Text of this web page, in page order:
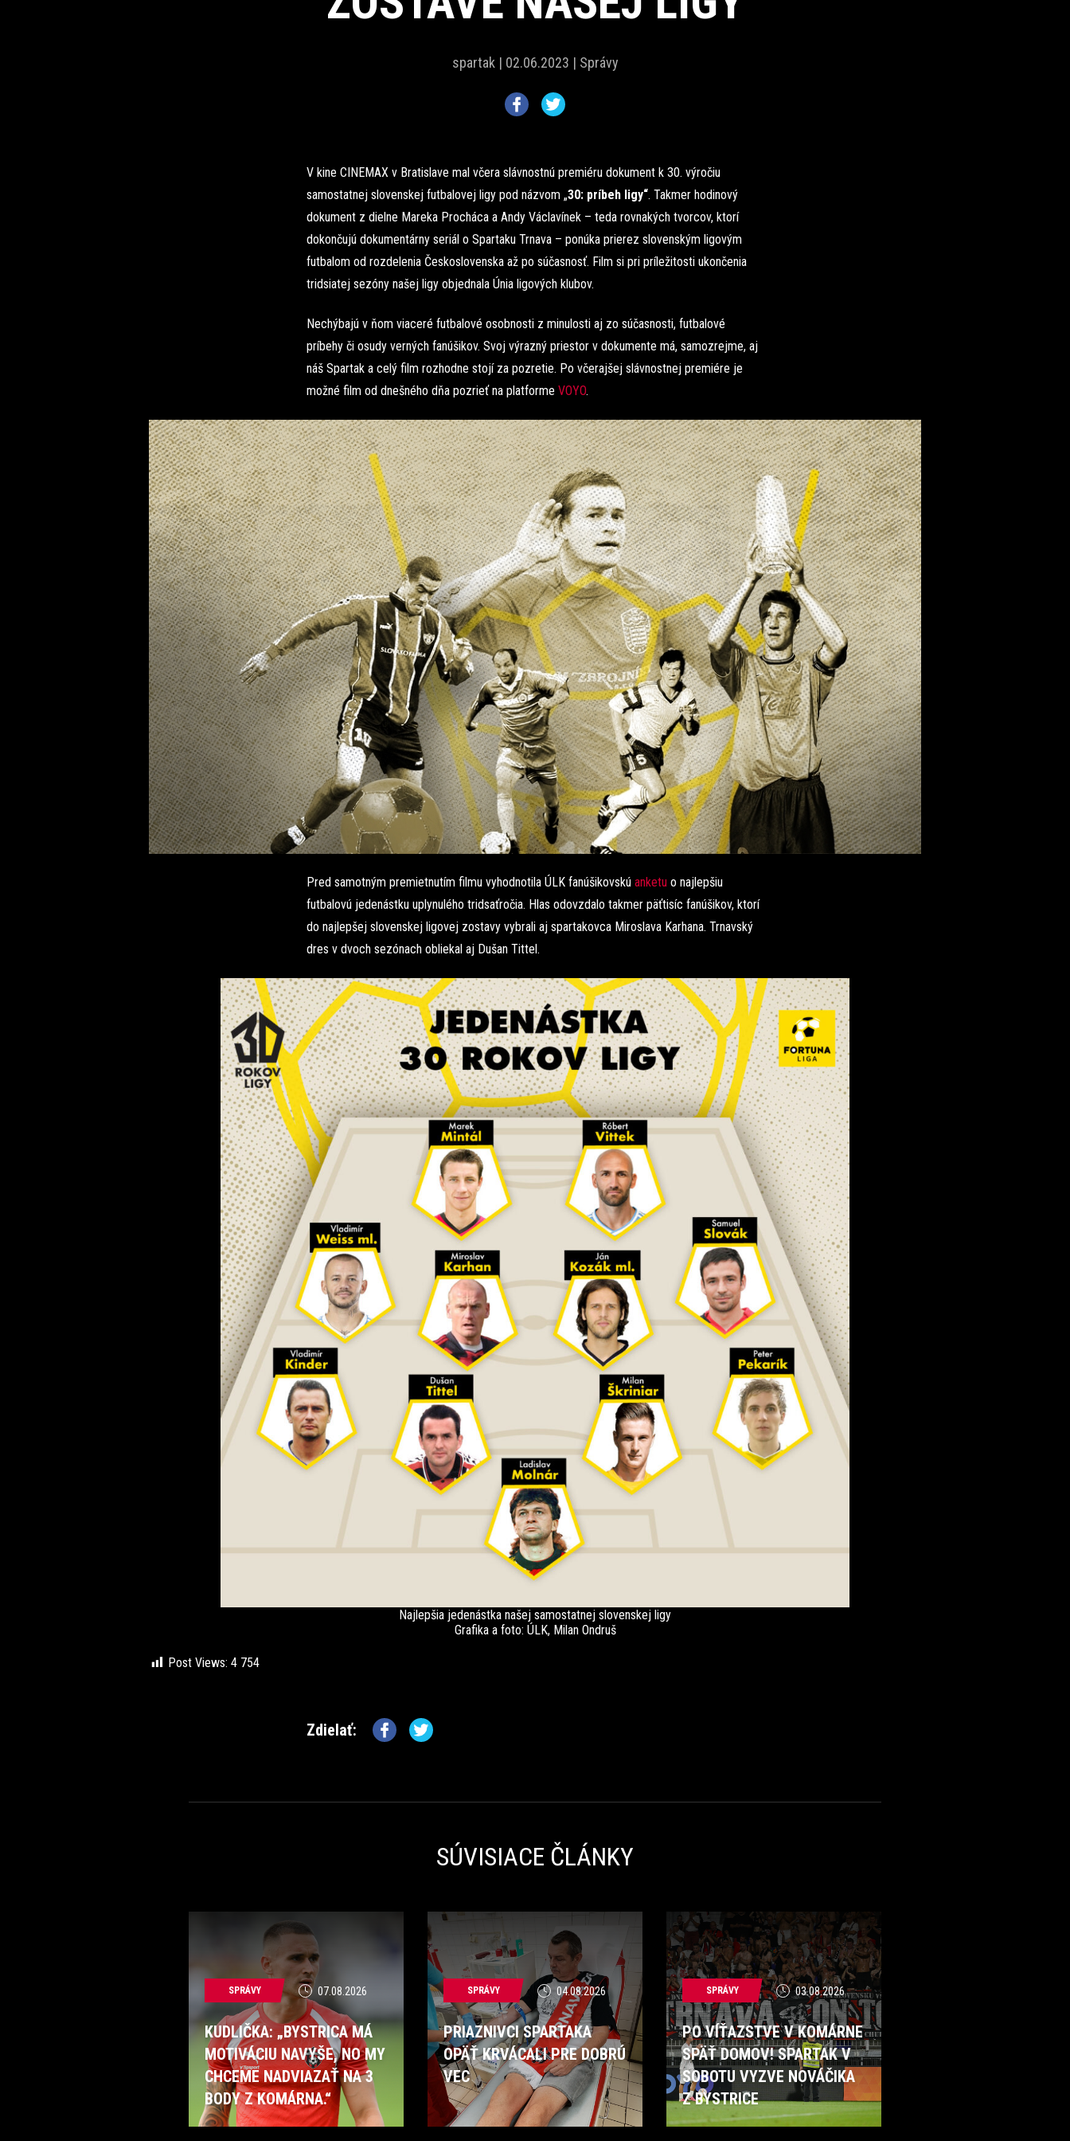
spartak | 02.06.2023 | Správy
V kine CINEMAX v Bratislave mal včera slávnostnú premiéru dokument k 30. výročiu
samostatnej slovenskej futbalovej ligy pod názvom „30: príbeh ligy“. Takmer hodinový
dokument z dielne Mareka Procháca a Andy Václavínek – teda rovnakých tvorcov, ktorí
dokončujú dokumentárny seriál o Spartaku Trnava – ponúka prierez slovenským ligovým
futbalom od rozdelenia Československa až po súčasnosť. Film si pri príležitosti ukončenia
tridsiatej sezóny našej ligy objednala Únia ligových klubov.
Nechýbajú v ňom viaceré futbalové osobnosti z minulosti aj zo súčasnosti, futbalové
príbehy či osudy verných fanúšikov. Svoj výrazný priestor v dokumente má, samozrejme, aj
náš Spartak a celý film rozhodne stojí za pozretie. Po včerajšej slávnostnej premiére je
možné film od dnešného dňa pozrieť na platforme VOYO.
Pred samotným premietnutím filmu vyhodnotila ÚLK fanúšikovskú anketu o najlepšiu
futbalovú jedenástku uplynulého tridsaťročia. Hlas odovzdalo takmer päťtisíc fanúšikov, ktorí
do najlepšej slovenskej ligovej zostavy vybrali aj spartakovca Miroslava Karhana. Trnavský
dres v dvoch sezónach obliekal aj Dušan Tittel.
Najlepšia jedenástka našej samostatnej slovenskej ligy
Grafika a foto: ÚLK, Milan Ondruš
Post Views: 4 754
Zdielať:
SÚVISIACE ČLÁNKY
SPRÁVY 07.08.2026
KUDLIČKA: „BYSTRICA MÁ
MOTIVÁCIU NAVYŠE, NO MY
CHCEME NADVIAZAŤ NA 3
BODY Z KOMÁRNA.“
SPRÁVY 04.08.2026
PRIAZNIVCI SPARTAKA
OPÄŤ KRVÁCALI PRE DOBRÚ
VEC
SPRÁVY 03.08.2026
PO VÍŤAZSTVE V KOMÁRNE
SPÄŤ DOMOV! SPARTAK V
SOBOTU VYZVE NOVÁČIKA
Z BYSTRICE